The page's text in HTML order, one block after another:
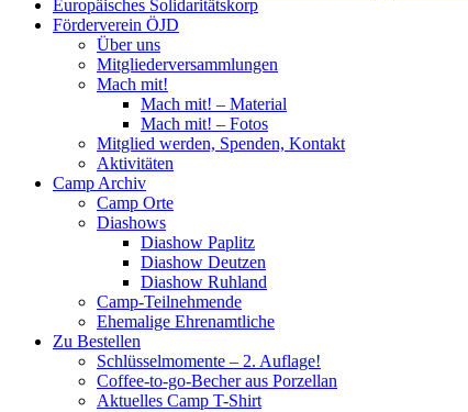
Europäisches Solidaritätskorp
Förderverein ÖJD
Über uns
Mitgliederversammlungen
Mach mit!
Mach mit! – Material
Mach mit! – Fotos
Mitglied werden, Spenden, Kontakt
Aktivitäten
Camp Archiv
Camp Orte
Diashows
Diashow Paplitz
Diashow Deutzen
Diashow Ruhland
Camp-Teilnehmende
Ehemalige Ehrenamtliche
Zu Bestellen
Schlüsselmomente – 2. Auflage!
Coffee-to-go-Becher aus Porzellan
Aktuelles Camp T-Shirt